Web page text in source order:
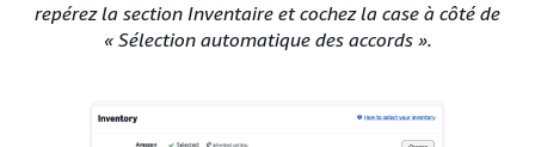
repérez la section Inventaire et cochez la case à côté de
« Sélection automatique des accords ».